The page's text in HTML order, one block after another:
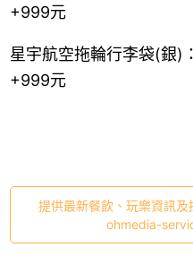
+999元
星宇航空拖輪行李袋(銀)
+999元
提供最新餐飲、玩樂資訊
ohmedia-